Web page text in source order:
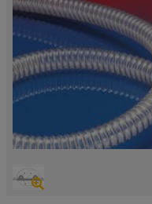
Wąż wyciągowo-